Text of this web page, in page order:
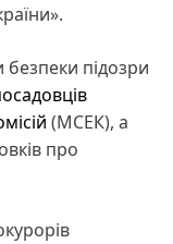
підозри
(МСЕК), а
про